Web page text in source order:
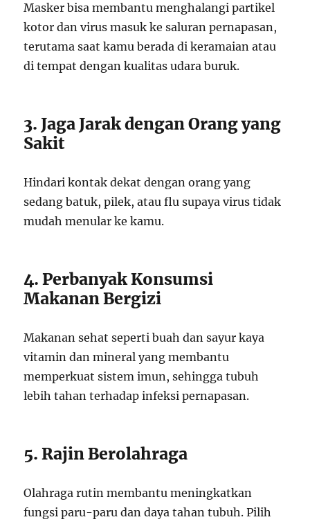
Masker bisa membantu menghalangi partikel
kotor dan virus masuk ke saluran pernapasan,
terutama saat kamu berada di keramaian atau
di tempat dengan kualitas udara buruk.
3. Jaga Jarak dengan Orang yang
Sakit
Hindari kontak dekat dengan orang yang
sedang batuk, pilek, atau flu supaya virus tidak
mudah menular ke kamu.
4. Perbanyak Konsumsi
Makanan Bergizi
Makanan sehat seperti buah dan sayur kaya
vitamin dan mineral yang membantu
memperkuat sistem imun, sehingga tubuh
lebih tahan terhadap infeksi pernapasan.
5. Rajin Berolahraga
Olahraga rutin membantu meningkatkan
fungsi paru-paru dan daya tahan tubuh. Pilih